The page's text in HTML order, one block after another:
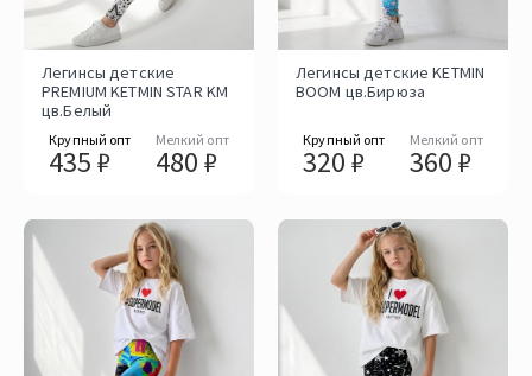
Легинсы детские
PREMIUM KETMIN STAR KM
цв.Белый
Крупный опт
435 ₽
Мелкий опт
480 ₽
Легинсы детские KETMIN
BOOM цв.Бирюза
Крупный опт
320 ₽
Мелкий опт
360 ₽